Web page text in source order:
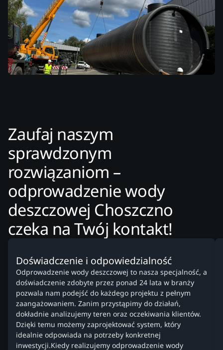
Zaufaj naszym
sprawdzonym
rozwiązaniom –
odprowadzenie wody
deszczowej Choszczno
czeka na Twój kontakt!
Doświadczenie i odpowiedzialność
Odprowadzenie wody deszczowej to nasza specjalność, a
doświadczenie zdobyte przez ponad 24 lata w branży
pozwala nam podejść do każdego projektu z pełnym
zaangażowaniem. Zanim przystąpimy do działań,
dokładnie analizujemy teren oraz oczekiwania klientów.
Dzięki temu możemy zaprojektować system, który
idealnie odpowiada na potrzeby konkretnej
inwestycji.Kiedy realizujemy odprowadzenie wody